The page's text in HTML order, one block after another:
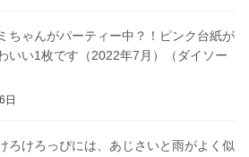
ちゃんがパーティー中？！ピンク台紙が
いい1枚です（2022年7月）（ダイソー
日
ろけろっぴには、あじさいと雨がよく似